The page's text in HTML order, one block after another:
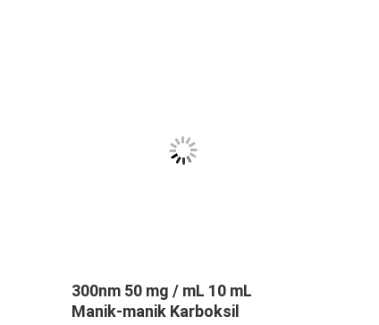
300nm 50 mg / mL 10 mL
Manik-manik Karboksil